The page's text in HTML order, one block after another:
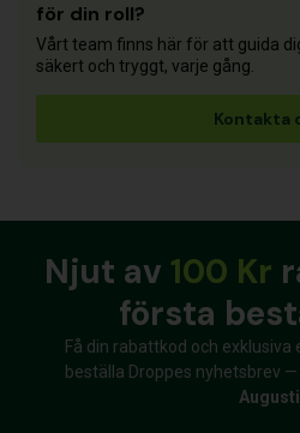
för din roll?
Vårt team finns här för att guida
säkert och tryggt, varje gång.
Kontakta
Njut av 100 Kr
första
Få din rabattkod och
beställa Droppes nyhetsbrev —
Augusti